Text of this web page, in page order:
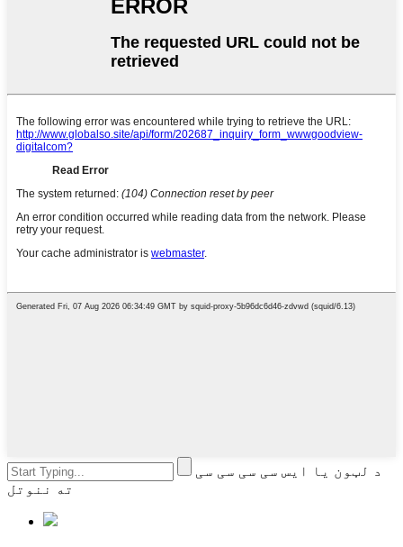
د لټون یا ایس سی سی سی سی
ته ننوتل